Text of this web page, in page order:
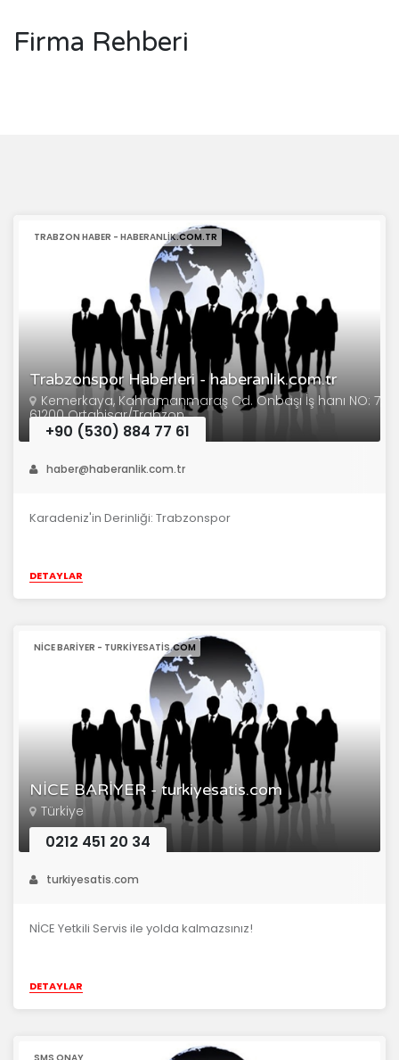
Firma Rehberi
Trabzonspor Haberleri - haberanlik.com.tr
TRABZON HABER - HABERANLIK.COM.TR
Kemerkaya, Kahramanmaraş Cd. Onbaşı İş hanı NO: 7,
61200 Ortahisar/Trabzon
+90 (530) 884 77 61
haber@haberanlik.com.tr
Karadeniz'in Derinliği: Trabzonspor
DETAYLAR
NİCE BARİYER - turkiyesatis.com
NİCE BARİYER - TURKIYESATIS.COM
Türkiye
0212 451 20 34
turkiyesatis.com
NİCE Yetkili Servis ile yolda kalmazsınız!
DETAYLAR